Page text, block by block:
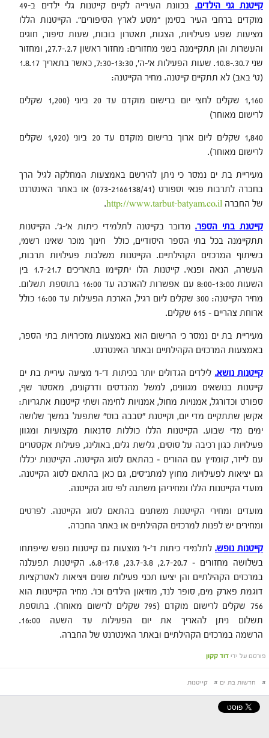
קייטנת גני הילדים.
בכוונת העירייה לקיים קייטנות גלי ילדים ב-49
מוקדים ברחבי העיר בסימן "מסע לארץ הסיפורים". הקייטנות הללו
מציעות שפע פעילויות, הצגות, תאטרון בובות, שעות סיפור, חוגים
והעשרות והן תתקיימנה בשני מחזורים: מחזור ראשון 2.7.-27.7, ומחזור
שני 30.7.-10.8. שעות הפעילות א'-ה', 7:30-13:30, כאשר בתאריך 1.8.17
(ט' באב) לא תתקיים קייטנה. מחיר הקייטנה:
1,160 שקלים לחצי יום ברישום מוקדם עד 20 ביוני (1,200 שקלים
לרישום מאוחר)
1,840 שקלים ליום ארוך ברישום מוקדם עד 20 ביוני (1,920 שקלים
לרישום מאוחר).
מעיריית בת ים נמסר כי ניתן להירשם באמצעות המחלקה לגיל הרך
בחברה לתרבות פנאי וספורט (073-2166138/41) או באתר האינטרנט
של החברה
.
קייטנת בתי הספר. מדובר בקייטנה לתלמידי כיתות א'-ג'. הקייטנות
תתקיימנה בכל בתי הספר היסודיים, כולל חינוך מוכר שאינו רשמי,
בשיתוף המרכזים הקהילתיים. הקייטנות משלבות פעילויות תרבות,
העשרה, הנאה ופנאי. קייטנות הלו יתקיימו בתאריכים 1.7-21.7 בין
השעות 8:00-13:00 עם אפשרות להארכה עד 16:00 בתוספת תשלום.
מחיר הקייטנה: 300 שקלים ליום רגיל, הארכת הפעילות עד 16:00 כולל
ארוחת צהריים – 615 שקלים.
מעיריית בת ים נמסר כי הרישום הוא באמצעות מזכירויות בתי הספר,
באמצעות המרכזים הקהילתיים ובאתר האינטרנט.
קייטנות נושא. לילדים הגדולים יותר בכיתות ד'-ו' מציעה עיריית בת ים
קייטנות בנושאים מגוונים, למשל מהנדסים ודרקונים, מאסטר שף,
ספורט וכדורגל, אמנויות מחול, אמנויות לחימה ושתי קייטנות אתגריות:
אקשן שתתקיים מדי יום, וקייטנת "סבבה בוס" שתפעל במשך שלושה
ימים מדי שבוע. הקייטנות הללו כוללות סדנאות מקצועיות ומגוון
פעילויות כגון רכיבה על סוסים, גלישת גלים, באולינג, פעילות אקסטרים
עם לייזר, קומזיץ עם ההורים – בהתאם לסוג הקייטנה. הקייטנות יכללו
גם יציאות לפעילויות מחוץ למתנ"סים, גם כאן בהתאם לסוג הקייטנה.
מועדי הקייטנות הללו ומחיריהן משתנה לפי סוג הקייטנה.
מועדים ומחירי הקייטנות משתנים בהתאם לסוג הקייטנה. לפרטים
ומחירים יש לפנות למרכזים הקהילתיים או באתר החברה.
קייטנות נופש. לתלמידי כיתות ד'-ו' מוצעות גם קייטנות נופש שייפתחו
בשלושה מחזורים – 2.7-20.7, 23.7-3.8, 6.8-17.8. הקייטנות תפעלנה
במרכזים הקהילתיים והן יציעו תכני פעילות שונים ויציאות לאטרקציות
דוגמת פארק מים, סופר לנד, מוזיאון הילדים וכו'. מחיר הקייטנות הוא
756 שקלים לרישום מוקדם (795 שקלים לרישום מאוחר). בתוספת
תשלום ניתן להאריך את יום הפעילות עד השעה 16:00.
הרשמה במרכזים הקהילתיים ובאתר האינטרנט של החברה.
פורסם על ידי דוד קקון
# חדשות בת ים # קייטנות